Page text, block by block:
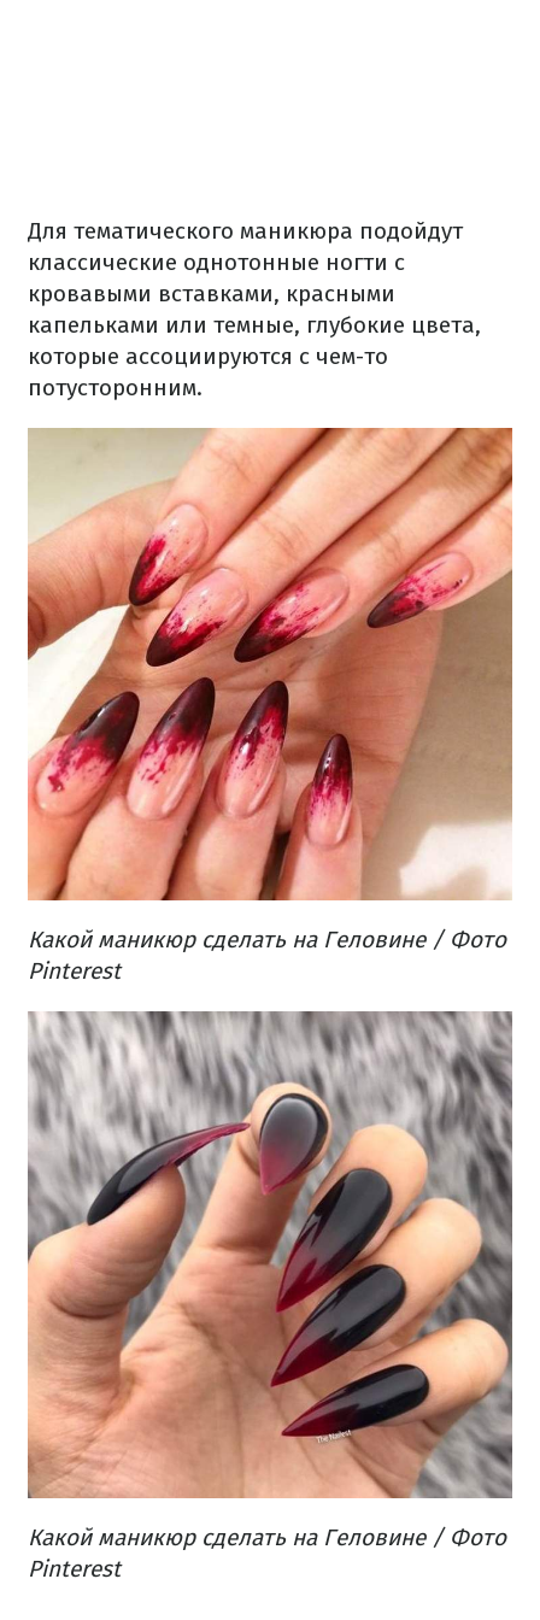
Для тематического маникюра подойдут
классические однотонные ногти с
кровавыми вставками, красными
капельками или темные, глубокие цвета,
которые ассоциируются с чем-то
потусторонним.
Какой маникюр сделать на Геловине / Фото
Pinterest
Какой маникюр сделать на Геловине / Фото
Pinterest